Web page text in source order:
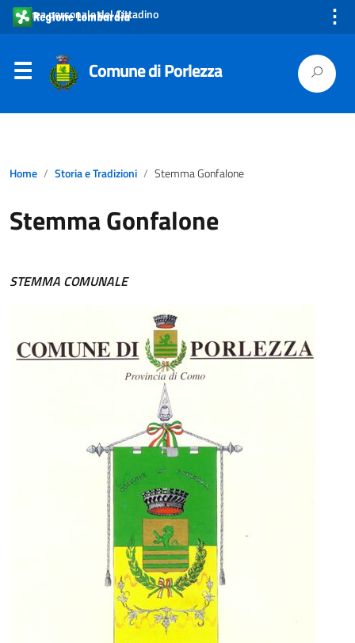
Area personale del Cittadino ⋮
Comune di Porlezza
Home Storia e Tradizioni Stemma Gonfalone
Stemma Gonfalone
STEMMA COMUNALE